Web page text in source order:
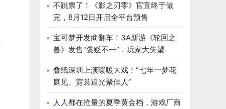
不跳票了！《影之刃零》官宣终于做
完，8月12日开启全平台预售
宝可梦开发商翻车！3A新游《轮回之
兽》发售“褒贬不一”，玩家大失望
叠纸深圳上演暖暖大戏！“七年一梦花
庭见、霓裳追光聚佳人”
人人都在抢量的夏季黄金档，游戏厂商